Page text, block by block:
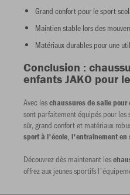
Grand confort pour le sport
Maintien stable lors des
Matériaux durables pour une
Conclusion :
enfants JAKO pour
Avec leschaussures de salle pour
sont parfaitement équipés pour
sûr, grand confort et matériaux
sport à l'école, l'entraînement en
Découvrez dès maintenant les
offrez aux jeunes sportifs